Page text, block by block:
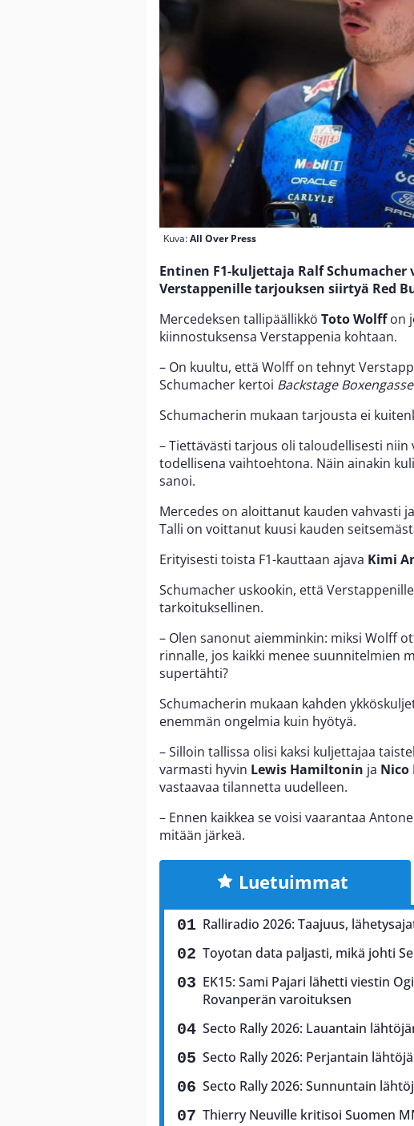
Kuva:All Over Press
Entinen F1-kuljettaja Ralf
Verstappenille tarjouksen siirtyä Red
Mercedeksen tallipäällikkö Toto Wolffon
kiinnostuksensa Verstappenia kohtaan.
– On kuultu, että Wolff on tehnyt
Schumacher kertoi Backstage Boxengasse
Schumacherin mukaan tarjousta ei
– Tiettävästi tarjous oli taloudellisesti
todellisena vaihtoehtona. Näin ainakin
sanoi.
Mercedes on aloittanut kauden vahvasti
Talli on voittanut kuusi kauden
Erityisesti toista F1-kauttaan ajava Kimi
Schumacher uskookin, että
tarkoituksellinen.
– Olen sanonut aiemminkin: miksi Wolff
rinnalle, jos kaikki menee suunnitelmien
supertähti?
Schumacherin mukaan kahden
enemmän ongelmia kuin hyötyä.
– Silloin tallissa olisi kaksi kuljettajaa
varmasti hyvin Lewis Hamiltonin ja Nico
vastaavaa tilannetta uudelleen.
– Ennen kaikkea se voisi vaarantaa
mitään järkeä.
Luetuimmat
Ralliradio 2026: Taajuus,
Toyotan data paljasti, mikä johti
EK15: Sami Pajari lähetti viestin
Rovanperän varoituksen
Secto Rally 2026: Lauantain
Secto Rally 2026: Perjantain
Secto Rally 2026: Sunnuntain
Thierry Neuville kritisoi Suomen